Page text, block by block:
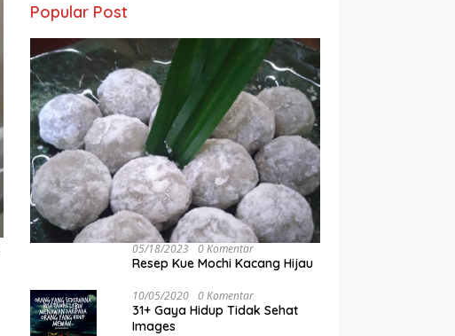
Popular Post
05/18/2023 0 Komentar
Resep Kue Mochi Kacang Hijau
10/05/2020 0 Komentar
31+ Gaya Hidup Tidak Sehat
Images